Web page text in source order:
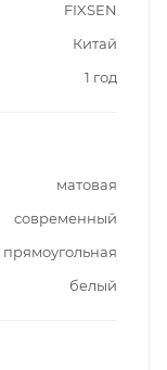
FIXSEN
Китай
1 год
матовая
современный
прямоугольная
белый